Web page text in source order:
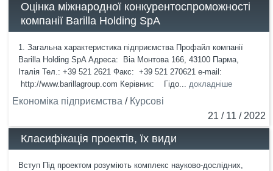
Оцінка міжнародної конкурентоспроможності
компанії Barilla Holding SpA
1. Загальна характеристика підприємства Профайл компанії
Barilla Holding SpA Адреса: Віа Монтова 166, 43100 Парма,
Італія Teл.: +39 521 2621 Факс: +39 521 270621 e-mail:
http://www.barillagroup.com Керівник: Гідо... докладніше
Економіка підприємства / Курсові
21 / 11 / 2022
Класифікація проектів, їх види
Вступ Під проектом розуміють комплекс науково-дослідних,